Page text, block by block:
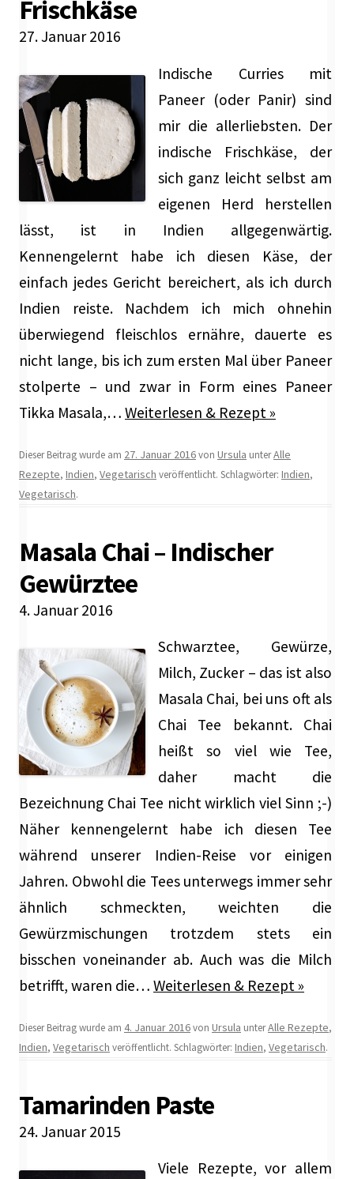
Frischkäse
27. Januar 2016
Indische Curries mit
Paneer (oder Panir) sind
mir die allerliebsten. Der
indische Frischkäse, der
sich ganz leicht selbst am
eigenen Herd herstellen
lässt, ist in Indien allgegenwärtig.
Kennengelernt habe ich diesen Käse, der
einfach jedes Gericht bereichert, als ich durch
Indien reiste. Nachdem ich mich ohnehin
überwiegend fleischlos ernähre, dauerte es
nicht lange, bis ich zum ersten Mal über Paneer
stolperte – und zwar in Form eines Paneer
Tikka Masala,… Weiterlesen & Rezept »
Dieser Beitrag wurde am 27. Januar 2016von Ursula unterAlle
Rezepte, Indien, Vegetarisch veröffentlicht. Schlagwörter: Indien,
Vegetarisch.
Masala Chai – Indischer
Gewürztee
4. Januar 2016
Schwarztee, Gewürze,
Milch, Zucker – das ist also
Masala Chai, bei uns oft als
Chai Tee bekannt. Chai
heißt so viel wie Tee,
daher macht die
Bezeichnung Chai Tee nicht wirklich viel Sinn ;-)
Näher kennengelernt habe ich diesen Tee
während unserer Indien-Reise vor einigen
Jahren. Obwohl die Tees unterwegs immer sehr
ähnlich schmeckten, weichten die
Gewürzmischungen trotzdem stets ein
bisschen voneinander ab. Auch was die Milch
betrifft, waren die… Weiterlesen & Rezept »
Dieser Beitrag wurde am 4. Januar 2016von Ursula unterAlle Rezepte,
Indien, Vegetarisch veröffentlicht. Schlagwörter: Indien, Vegetarisch.
Tamarinden Paste
24. Januar 2015
Viele Rezepte, vor allem